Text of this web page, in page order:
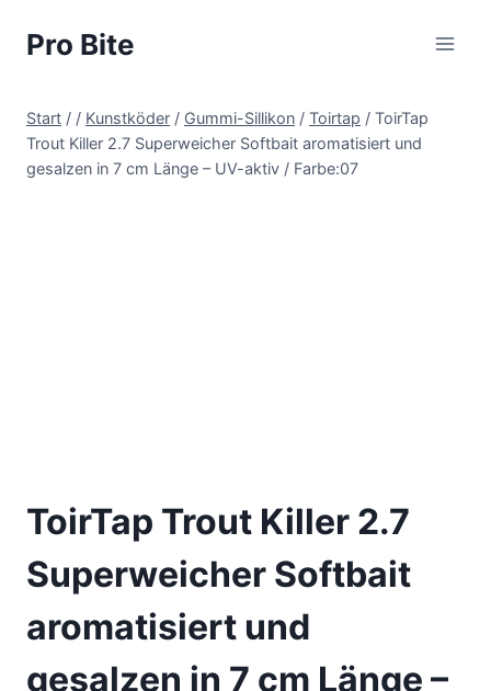
Pro Bite
Start / / Kunstköder / Gummi-Sillikon / Toirtap / ToirTap
Trout Killer 2.7 Superweicher Softbait aromatisiert und
gesalzen in 7 cm Länge – UV-aktiv / Farbe:07
ToirTap Trout Killer 2.7
Superweicher Softbait
aromatisiert und
gesalzen in 7 cm Länge –